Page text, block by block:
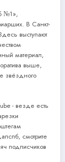
№1»,
В Санкт-
выступают
материал,
выше,
звёздного
- везде есть
смотрите
подписчиков